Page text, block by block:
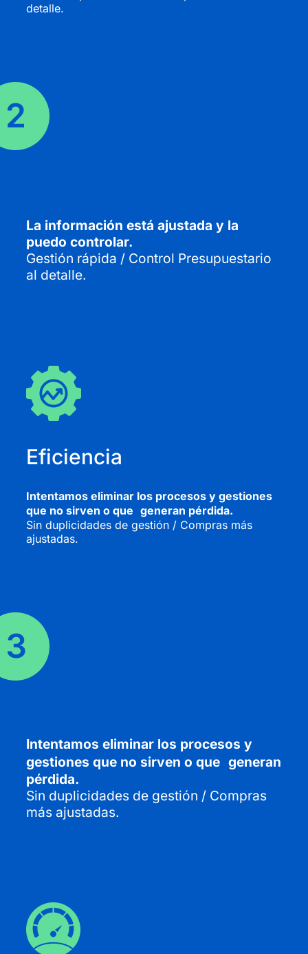
detalle.
La información está ajustada y la
puedo controlar.
Gestión rápida / Control Presupuestario
al detalle.
Eficiencia
Intentamos eliminar los procesos y gestiones
que no sirven o que generan pérdida.
Sin duplicidades de gestión / Compras más
ajustadas.
Intentamos eliminar los procesos y
gestiones que no sirven o que generan
pérdida.
Sin duplicidades de gestión / Compras
más ajustadas.